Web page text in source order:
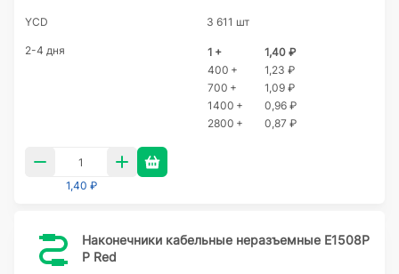
YCD 3 611 шт
2-4 дня 1 +
1,40 ₽
400 +
1,23 ₽
700 +
1,09 ₽
1400 +
0,96 ₽
2800 +
0,87 ₽
1,40 ₽
Наконечники кабельные неразъемные E1508P
P Red